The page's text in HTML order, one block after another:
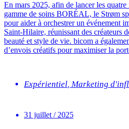
En mars 2025, afin de lancer les
gamme de soins BORÉAL, le Strøm
pour aider à orchestrer un événement
Saint-Hilaire, réunissant des créateurs
beauté et style de vie. bicom a
d’envois créatifs pour maximiser la
Expérientiel, Marketing
31 juillet / 2025